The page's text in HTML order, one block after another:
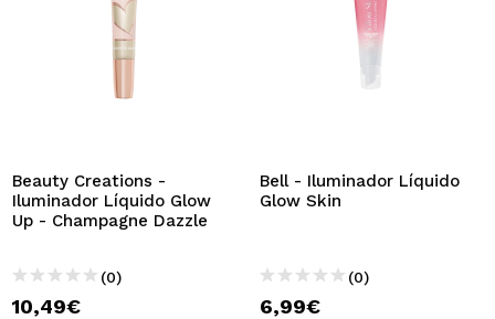
Beauty Creations -
Iluminador Líquido Glow
Up - Champagne Dazzle
(0)
10,49€
Bell - Iluminador Líquido
Glow Skin
(0)
6,99€